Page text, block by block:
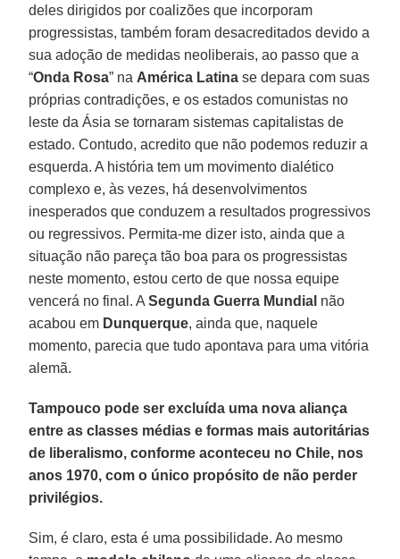
deles dirigidos por coalizões que incorporam
progressistas, também foram desacreditados devido a
sua adoção de medidas neoliberais, ao passo que a
“Onda Rosa” na América Latina se depara com suas
próprias contradições, e os estados comunistas no
leste da Ásia se tornaram sistemas capitalistas de
estado. Contudo, acredito que não podemos reduzir a
esquerda. A história tem um movimento dialético
complexo e, às vezes, há desenvolvimentos
inesperados que conduzem a resultados progressivos
ou regressivos. Permita-me dizer isto, ainda que a
situação não pareça tão boa para os progressistas
neste momento, estou certo de que nossa equipe
vencerá no final. ASegunda Guerra Mundial não
acabou em Dunquerque, ainda que, naquele
momento, parecia que tudo apontava para uma vitória
alemã.
Tampouco pode ser excluída uma nova aliança
entre as classes médias e formas mais autoritárias
de liberalismo, conforme aconteceu no Chile, nos
anos 1970, com o único propósito de não perder
privilégios.
Sim, é claro, esta é uma possibilidade. Ao mesmo